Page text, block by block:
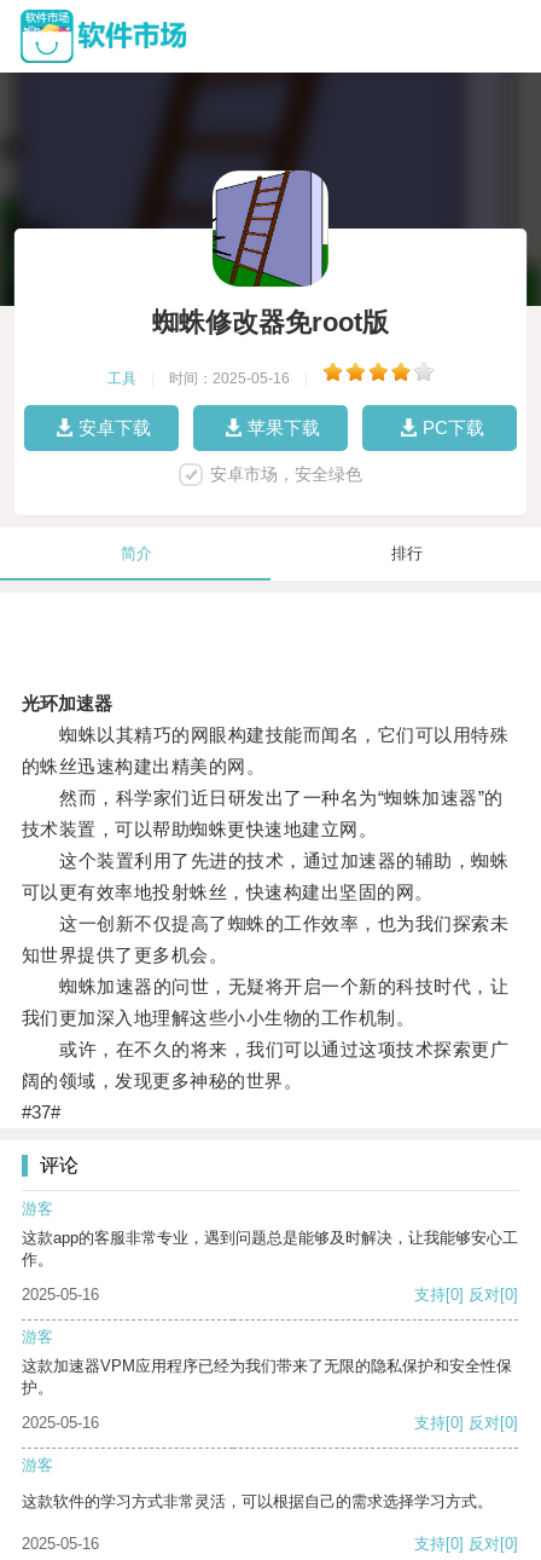
蜘蛛修改器免root版
工具 时间：2025-05-16
安卓下载 苹果下载 PC下载
安卓市场，安全绿色
简介 排行
光环加速器
蜘蛛以其精巧的网眼构建技能而闻名，它们可以用特殊
的蛛丝迅速构建出精美的网。
然而，科学家们近日研发出了一种名为“蜘蛛加速器”的
技术装置，可以帮助蜘蛛更快速地建立网。
这个装置利用了先进的技术，通过加速器的辅助，蜘蛛
可以更有效率地投射蛛丝，快速构建出坚固的网。
这一创新不仅提高了蜘蛛的工作效率，也为我们探索未
知世界提供了更多机会。
蜘蛛加速器的问世，无疑将开启一个新的科技时代，让
我们更加深入地理解这些小小生物的工作机制。
或许，在不久的将来，我们可以通过这项技术探索更广
阔的领域，发现更多神秘的世界。
#37#
评论
游客
这款app的客服非常专业，遇到问题总是能够及时解决，让我能够安心工
作。
2025-05-16
支持[0] 反对[0]
游客
这款加速器VPM应用程序已经为我们带来了无限的隐私保护和安全性保
护。
2025-05-16
支持[0] 反对[0]
游客
这款软件的学习方式非常灵活，可以根据自己的需求选择学习方式。
2025-05-16 支持[0] 反对[0]